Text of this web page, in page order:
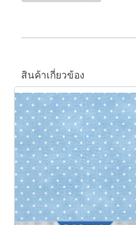
สินค้าเกี่ยวข้อง